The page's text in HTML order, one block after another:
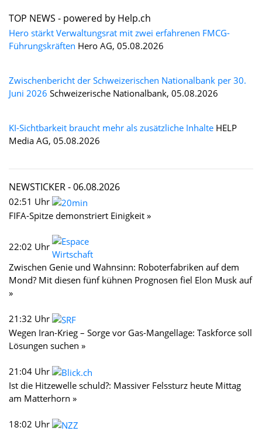
TOP NEWS - powered by Help.ch
Hero stärkt Verwaltungsrat mit zwei erfahrenen FMCG-
Führungskräften Hero AG, 05.08.2026
Zwischenbericht der Schweizerischen Nationalbank per 30.
Juni 2026 Schweizerische Nationalbank, 05.08.2026
KI-Sichtbarkeit braucht mehr als zusätzliche Inhalte HELP
Media AG, 05.08.2026
NEWSTICKER -06.08.2026
02:51 Uhr
FIFA-Spitze demonstriert Einigkeit »
22:02 Uhr
Zwischen Genie und Wahnsinn: Roboterfabriken auf dem
Mond? Mit diesen fünf kühnen Prognosen fiel Elon Musk auf
»
21:32 Uhr
Wegen Iran-Krieg – Sorge vor Gas-Mangellage: Taskforce soll
Lösungen suchen »
21:04 Uhr
Ist die Hitzewelle schuld?: Massiver Felssturz heute Mittag
am Matterhorn »
18:02 Uhr